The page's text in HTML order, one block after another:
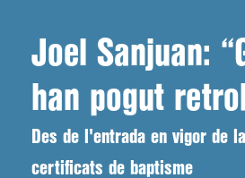
Joel Sanjuan:
han pogut
Des de l'entrada en vigor de
certificats de baptisme